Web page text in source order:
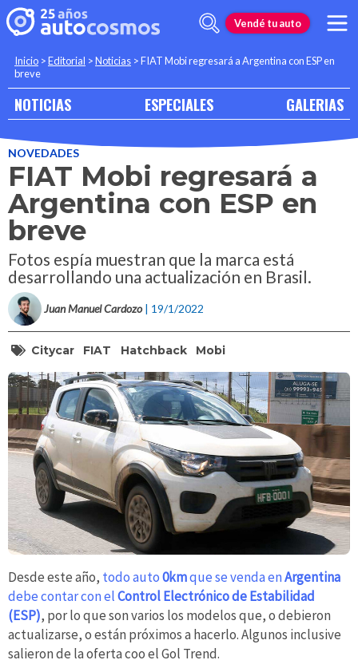
Vendé tu auto
Inicio >Editorial >Noticias >FIAT Mobi regresará a Argentina con ESP en
breve
NOTICIAS ESPECIALES GALERIAS
NOVEDADES
FIAT Mobi regresará a
Argentina con ESP en
breve
Fotos espía muestran que la marca está
desarrollando una actualización en Brasil.
Juan Manuel Cardozo | 19/1/2022
Citycar FIAT Hatchback Mobi
Desde este año, todo auto0kmque se venda enArgentina
debe contar con elControl Electrónico de Estabilidad
(ESP), por lo que son varios los modelos que, o debieron
actualizarse, o están próximos a hacerlo. Algunos inclusive
salieron de la oferta coo el Gol Trend.